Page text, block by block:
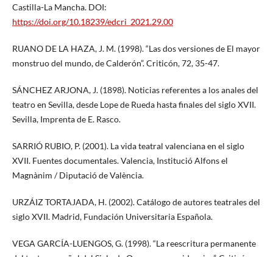
Castilla-La Mancha. DOI:
https://doi.org/10.18239/edcri_2021.29.00
RUANO DE LA HAZA, J. M. (1998). “Las dos versiones de El mayor
monstruo del mundo, de Calderón”. Criticón, 72, 35-47.
SÁNCHEZ ARJONA, J. (1898). Noticias referentes a los anales del
teatro en Sevilla, desde Lope de Rueda hasta finales del siglo XVII.
Sevilla, Imprenta de E. Rasco.
SARRIÓ RUBIO, P. (2001). La vida teatral valenciana en el siglo
XVII. Fuentes documentales. Valencia, Institució Alfons el
Magnànim / Diputació de València.
URZÁIZ TORTAJADA, H. (2002). Catálogo de autores teatrales del
siglo XVII. Madrid, Fundación Universitaria Española.
VEGA GARCÍA-LUENGOS, G. (1998). “La reescritura permanente